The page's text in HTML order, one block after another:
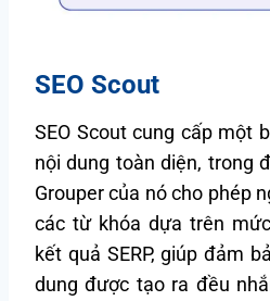
SEO Scout
SEO Scout cung cấp một
nội dung toàn diện, trong
Grouper của nó cho phép
các từ khóa dựa trên
kết quả SERP, giúp đảm
dung được tạo ra đều